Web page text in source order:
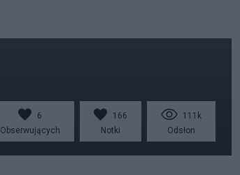
6
Obserwujących
166
Notki
111k
Odsłon